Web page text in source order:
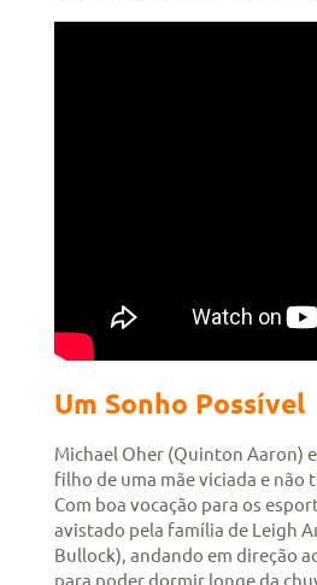
Um Sonho Possível
Michael Oher (Quinton Aaron)
filho de uma mãe viciada e não
Com boa vocação para os
avistado pela família de Leigh
Bullock), andando em direção
para poder dormir longe da